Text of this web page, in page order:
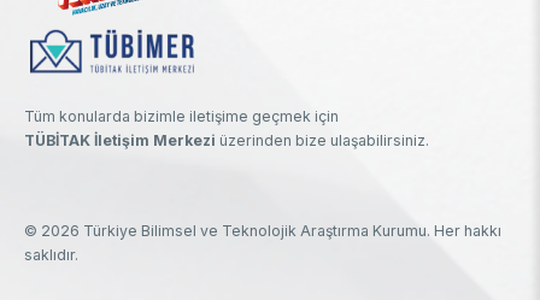
Tüm konularda bizimle iletişime geçmek için
TÜBİTAK İletişim Merkezi üzerinden bize ulaşabilirsiniz.
© 2026 Türkiye Bilimsel ve Teknolojik Araştırma Kurumu. Her hakkı
saklıdır.